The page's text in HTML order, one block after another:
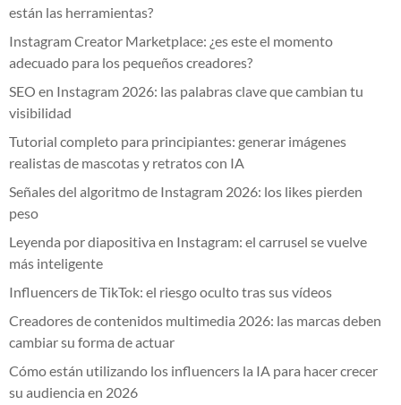
están las herramientas?
Instagram Creator Marketplace: ¿es este el momento
adecuado para los pequeños creadores?
SEO en Instagram 2026: las palabras clave que cambian tu
visibilidad
Tutorial completo para principiantes: generar imágenes
realistas de mascotas y retratos con IA
Señales del algoritmo de Instagram 2026: los likes pierden
peso
Leyenda por diapositiva en Instagram: el carrusel se vuelve
más inteligente
Influencers de TikTok: el riesgo oculto tras sus vídeos
Creadores de contenidos multimedia 2026: las marcas deben
cambiar su forma de actuar
Cómo están utilizando los influencers la IA para hacer crecer
su audiencia en 2026